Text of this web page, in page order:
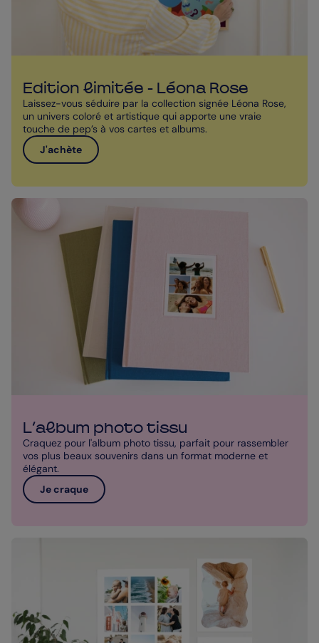
Edition limitée - Léona Rose
Laissez-vous séduire par la collection signée Léona Rose,
un univers coloré et artistique qui apporte une vraie
touche de pep’s à vos cartes et albums.
J'achète
L'album photo tissu
Craquez pour l'album photo tissu, parfait pour rassembler
vos plus beaux souvenirs dans un format moderne et
élégant.
Je craque